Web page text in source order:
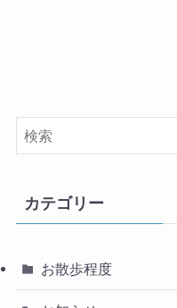
カテゴリー
お散歩程度